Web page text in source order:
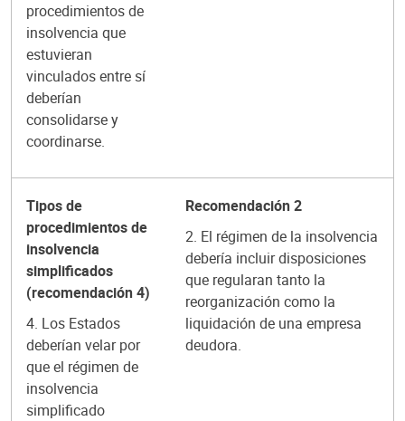
procedimientos de
insolvencia que
estuvieran
vinculados entre sí
deberían
consolidarse y
coordinarse.
Tipos de
procedimientos de
insolvencia
simplificados
(recomendación 4)
4. Los Estados
deberían velar por
que el régimen de
insolvencia
simplificado
Recomendación 2
2. El régimen de la insolvencia
debería incluir disposiciones
que regularan tanto la
reorganización como la
liquidación de una empresa
deudora.